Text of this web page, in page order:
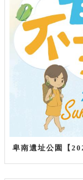
卑南遺址公園【